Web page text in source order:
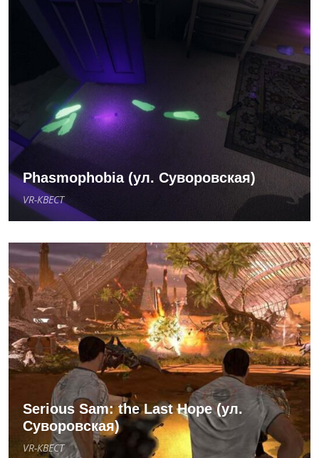
Phasmophobia (ул. Суворовская)
VR-КВЕСТ
Serious Sam: the Last Hope (ул.
Суворовская)
VR-КВЕСТ